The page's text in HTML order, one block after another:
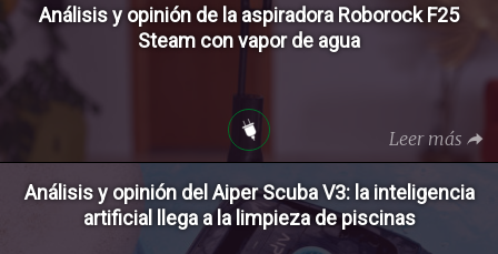
Análisis y opinión de la aspiradora Roborock F25
Steam con vapor de agua
Leer más
Análisis y opinión del Aiper Scuba V3: la inteligencia
artificial llega a la limpieza de piscinas